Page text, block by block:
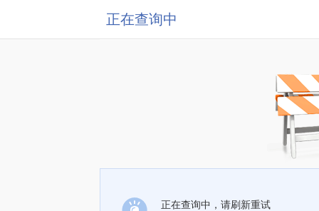
正在查询中
正在查询中，请刷新重试